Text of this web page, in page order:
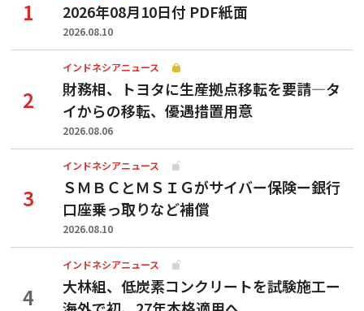
2026年08月10日付 PDF紙面
2026.08.10
インドネシアニュース
財務相、トヨタに生産拠点移転を要請—タ
イからの移転、優遇措置用意
2026.08.06
インドネシアニュース
ＳＭＢＣとＭＳＩＧがサイバー保険ー銀行
口座乗っ取りなど補償
2026.08.10
インドネシアニュース
大林組、低炭素コンクリートを試験施工ー